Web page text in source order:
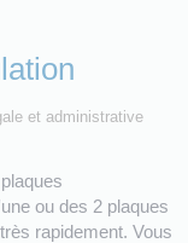
et administrative
ou des 2 plaques
rapidement. Vous